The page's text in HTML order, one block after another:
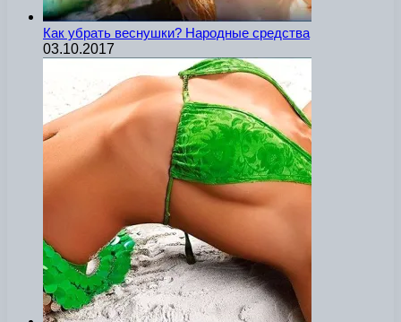
Как убрать веснушки? Народные средства
03.10.2017